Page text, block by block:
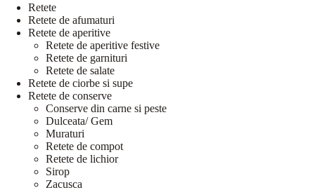
Retete
Retete de afumaturi
Retete de aperitive
Retete de aperitive festive
Retete de garnituri
Retete de salate
Retete de ciorbe si supe
Retete de conserve
Conserve din carne si peste
Dulceata/ Gem
Muraturi
Retete de compot
Retete de lichior
Sirop
Zacusca